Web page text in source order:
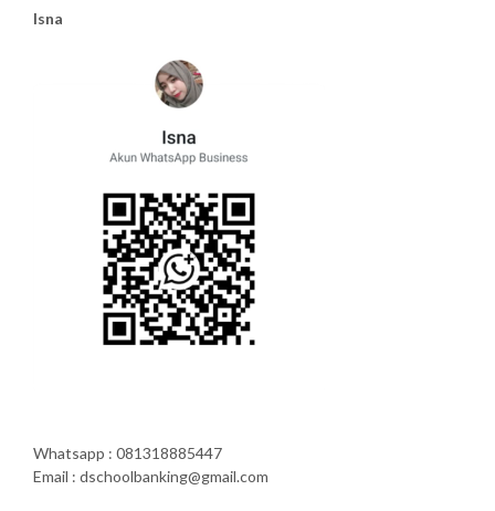
Isna
Whatsapp : 081318885447
Email : dschoolbanking@gmail.com